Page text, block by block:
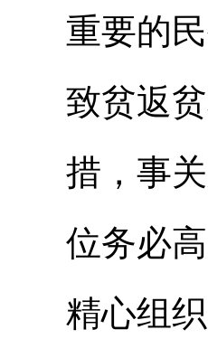
重要的
致贫返
措，事
位务必
精心组